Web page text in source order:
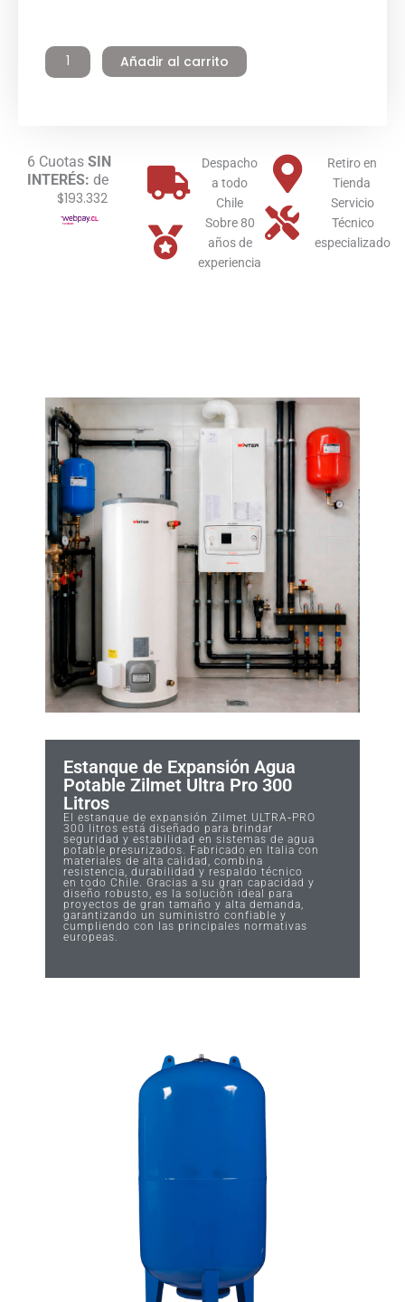
Potable
Zilmet
Litros
cantidad
Añadir al carrito
6 Cuotas SIN
INTERÉS: de
$193.332
Despacho
a todo
Chile
Sobre 80
años de
experiencia
Retiro en
Tienda
Servicio
Técnico
especializado
Estanque de Expansión Agua
Potable Zilmet Ultra Pro 300
Litros
El estanque de expansión Zilmet ULTRA‑PRO
300 litros está diseñado para brindar
seguridad y estabilidad en sistemas de agua
potable presurizados. Fabricado en Italia con
materiales de alta calidad, combina
resistencia, durabilidad y respaldo técnico
en todo Chile. Gracias a su gran capacidad y
diseño robusto, es la solución ideal para
proyectos de gran tamaño y alta demanda,
garantizando un suministro confiable y
cumpliendo con las principales normativas
europeas.